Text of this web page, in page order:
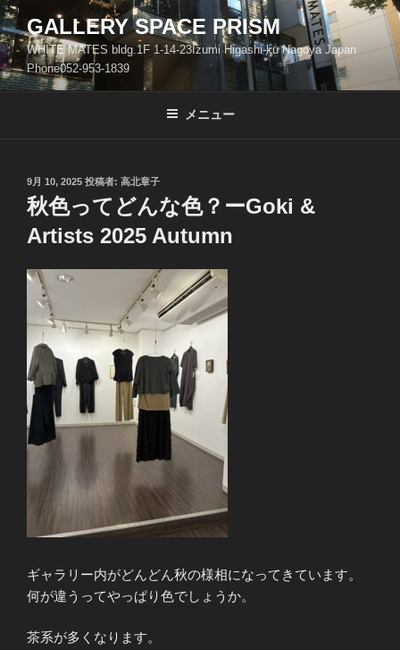
コ
ン
テ
ン
ツ
GALLERY SPACE PRISM
WHITE MATES bldg.1F 1-14-23Izumi Higashi-ku Nagoya Japan
Phone052-953-1839
メニュー
投
稿
日:
9月 10, 2025 投稿者: 高北章子
秋色ってどんな色？ーGoki &
Artists 2025 Autumn
ギャラリー内がどんどん秋の様相になってきています。
何が違うってやっぱり色でしょうか。
茶系が多くなります。